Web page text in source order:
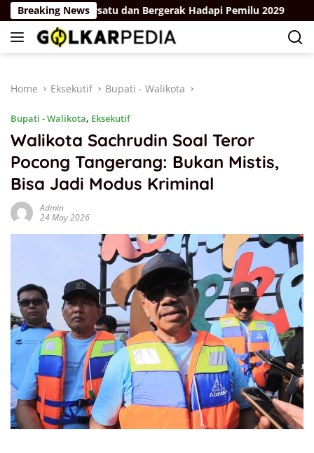
Skip
to
content
Breaking News
Golkar Bersatu dan Bergerak Hadapi Pemilu 2029
Home Eksekutif Bupati - Walikota
Bupati - Walikota, Eksekutif
Walikota Sachrudin Soal Teror
Pocong Tangerang: Bukan Mistis,
Bisa Jadi Modus Kriminal
Admin
24 May 2026